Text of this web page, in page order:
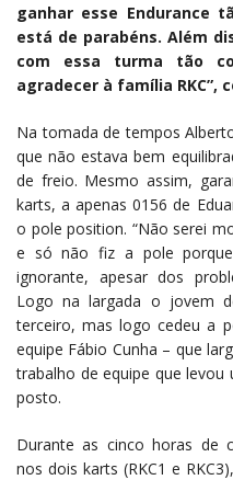
ganhar esse Endurance
está de parabéns. Além
com essa turma tão
agradecer à família RKC”,
Na tomada de tempos
que não estava bem
de freio. Mesmo assim,
karts, a apenas 0156 de
o pole position. “Não serei
e só não fiz a pole
ignorante, apesar dos
Logo na largada o jovem
terceiro, mas logo cedeu a
equipe Fábio Cunha – que
trabalho de equipe que
posto.
Durante as cinco horas de
nos dois karts (RKC1 e